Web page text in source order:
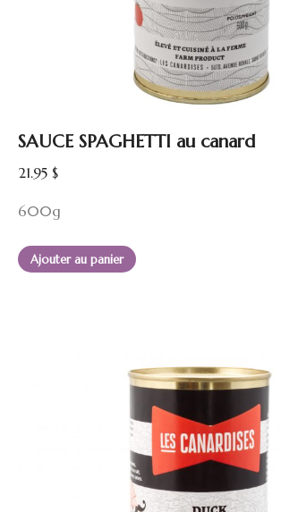
SAUCE SPAGHETTI au canard
21.95 $
600g
Ajouter au panier